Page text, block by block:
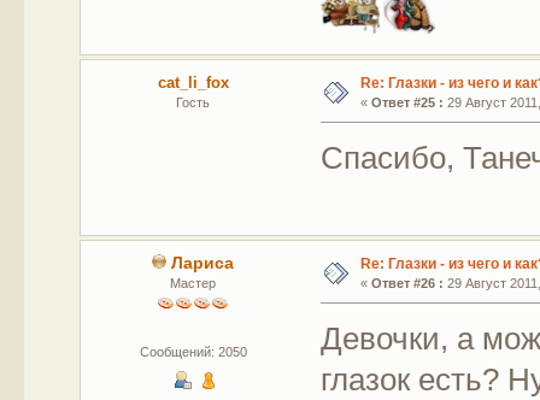
cat_li_fox
Гость
Re: Глазки - из чего и
« Ответ #25 : 29 Август
Спасибо,
Лариса
Мастер
Сообщений: 2050
Re: Глазки - из чего и
« Ответ #26 : 29 Август
Девочки, а
глазок есть?